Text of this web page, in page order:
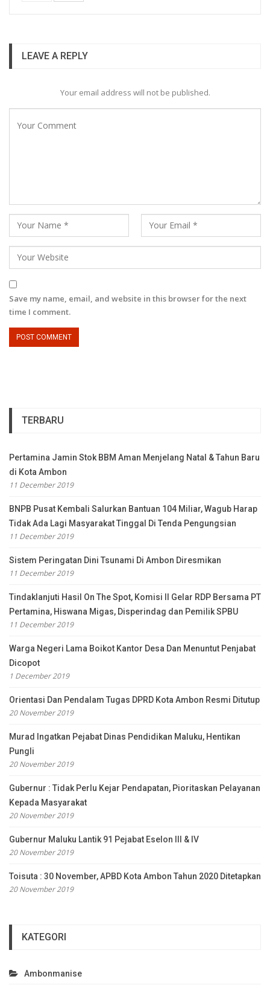
LEAVE A REPLY
Your email address will not be published.
Save my name, email, and website in this browser for the next
time I comment.
TERBARU
Pertamina Jamin Stok BBM Aman Menjelang Natal & Tahun Baru
di Kota Ambon
11 December 2019
BNPB Pusat Kembali Salurkan Bantuan 104 Miliar, Wagub Harap
Tidak Ada Lagi Masyarakat Tinggal Di Tenda Pengungsian
11 December 2019
Sistem Peringatan Dini Tsunami Di Ambon Diresmikan
11 December 2019
Tindaklanjuti Hasil On The Spot, Komisi II Gelar RDP Bersama PT
Pertamina, Hiswana Migas, Disperindag dan Pemilik SPBU
11 December 2019
Warga Negeri Lama Boikot Kantor Desa Dan Menuntut Penjabat
Dicopot
1 December 2019
Orientasi Dan Pendalam Tugas DPRD Kota Ambon Resmi Ditutup
20 November 2019
Murad Ingatkan Pejabat Dinas Pendidikan Maluku, Hentikan
Pungli
20 November 2019
Gubernur : Tidak Perlu Kejar Pendapatan, Pioritaskan Pelayanan
Kepada Masyarakat
20 November 2019
Gubernur Maluku Lantik 91 Pejabat Eselon III & IV
20 November 2019
Toisuta : 30 November, APBD Kota Ambon Tahun 2020 Ditetapkan
20 November 2019
KATEGORI
Ambonmanise